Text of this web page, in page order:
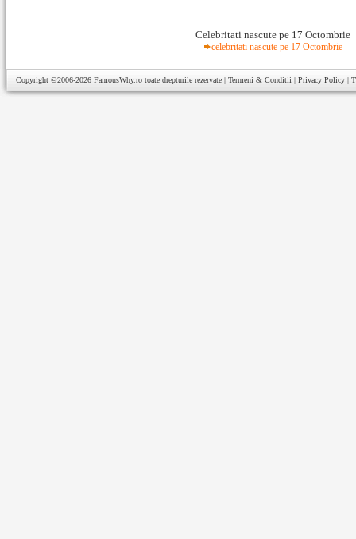
Celebritati nascute pe 17 Octombrie
celebritati nascute pe 17 Octombrie
Copyright ©2006-2026 FamousWhy.ro toate drepturile rezervate | Termeni & Conditii | Privacy Policy |